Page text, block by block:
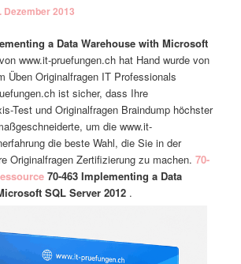
Dezember 2013
a Data Warehouse with Microsoft
von www.it-pruefungen.ch hat Hand wurde von
Üben Originalfragen IT Professionals
ist sicher, dass Ihre
Test und Originalfragen Braindump höchster
um die www.it-
die beste Wahl, die Sie in der
Originalfragen Zertifizierung zu machen. 70-
70-463 Implementing a Data
SQL Server 2012 .